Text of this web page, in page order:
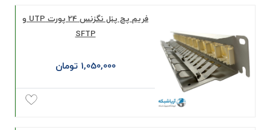
فریم پچ پنل نگزنس 24 پورت UTP و
SFTP
1,050,000 تومان